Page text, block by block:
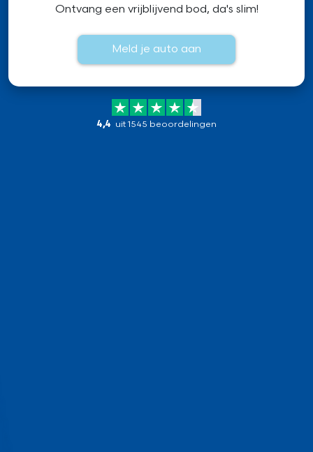
Ontvang een vrijblijvend bod, da's slim!
Meld je auto aan
4,4 uit 1545 beoordelingen